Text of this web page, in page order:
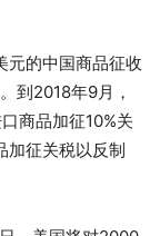
元的中国商品征收
到2018年9月，
商品加征10%关
加征关税以反制